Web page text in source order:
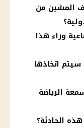
المشين من
وراء هذا
سيتم اتخاذها
الرياضة
الحادثة؟